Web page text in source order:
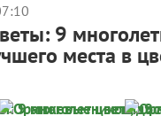
9
места в